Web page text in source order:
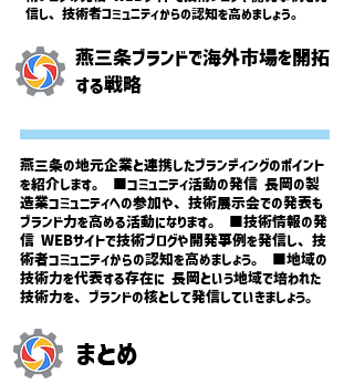
信し、技術者コミュニティからの認知を高めましょう。
燕三条ブランドで海外市場を開拓
する戦略
燕三条の地元企業と連携したブランディングのポイント
を紹介します。 ■コミュニティ活動の発信 長岡の製
造業コミュニティへの参加や、技術展示会での発表も
ブランド力を高める活動になります。 ■技術情報の発
信 WEBサイトで技術ブログや開発事例を発信し、技
術者コミュニティからの認知を高めましょう。 ■地域の
技術力を代表する存在に 長岡という地域で培われた
技術力を、ブランドの核として発信していきましょう。
まとめ